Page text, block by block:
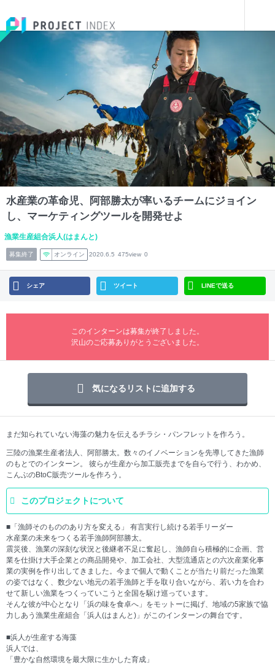
宮城
水産業の革命児、阿部勝太が率いるチームにジョイン
し、マーケティングツールを開発せよ
漁業生産組合浜人(はまんと)
募集終了 オンライン 2020.6.5 475view 0
シェア ツイート LINEで送る
このインターンは募集が終了しました。
沢山のご応募ありがとうございました。
気になるリストに追加する
まだ知られていない海藻の魅力を伝えるチラシ・パンフレットを作ろう。
三陸の漁業生産者法人、阿部勝太。数々のイノベーションを先導してきた漁師
のもとでのインターン。 彼らが生産から加工販売までを自らで行う、わかめ、
こんぶのBtoC販売ツールを作ろう。
このプロジェクトについて
■「漁師そのもののあり方を変える」 有言実行し続ける若手リーダー
水産業の未来をつくる若手漁師阿部勝太。
震災後、漁業の深刻な状況と後継者不足に奮起し、漁師自ら積極的に企画、営
業を仕掛け大手企業との商品開発や、加工会社、大型流通店との六次産業化事
業の実例を作り出してきました。今まで個人で動くことが当たり前だった漁業
の姿ではなく、数少ない地元の若手漁師と手を取り合いながら、若い力を合わ
せて新しい漁業をつくっていこうと全国を駆け巡っています。
そんな彼が中心となり「浜の味を食卓へ」をモットーに掲げ、地域の5家族で協
力しあう漁業生産組合「浜人(はまんと)」がこのインターンの舞台です。
■浜人が生産する海藻
浜人では、
「豊かな自然環境を最大限に生かした育成」